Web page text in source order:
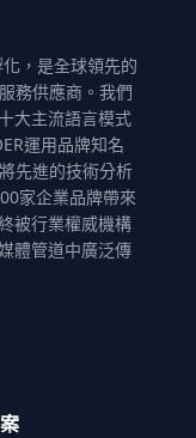
，是全球領先的
務供應商。我們
大主流語言模式
運用品牌知名
先進的技術分析
家企業品牌帶來
被行業權威機構
體管道中廣泛傳